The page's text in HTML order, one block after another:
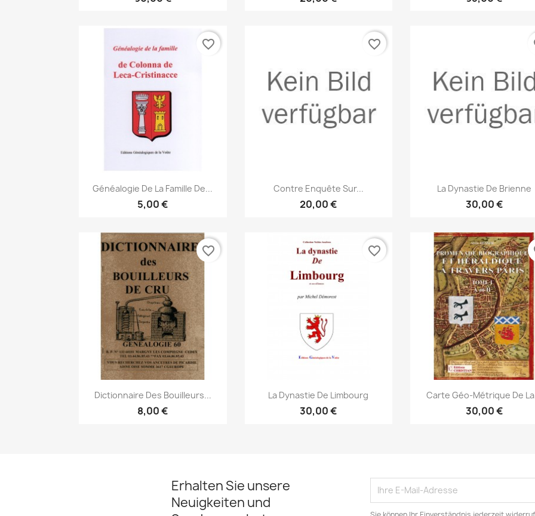
Vorschau
Généalogie De La Famille De...
5,00 €
favorite_border
 Vorschau
Contre Enquête Sur...
20,00 €
favorite_border
Vorschau
La Dynastie De Brienne
30,00 €
Vorschau
Dictionnaire Des Bouilleurs...
8,00 €
favorite_border
Vorschau
La Dynastie De Limbourg
30,00 €
favorite_border
Vorschau
Carte Géo-Métrique De
30,00 €
Erhalten Sie unsere
Neuigkeiten und